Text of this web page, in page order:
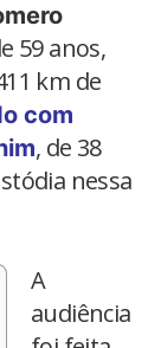
59 anos,
km de
com
, de 38
nessa
A
audiência